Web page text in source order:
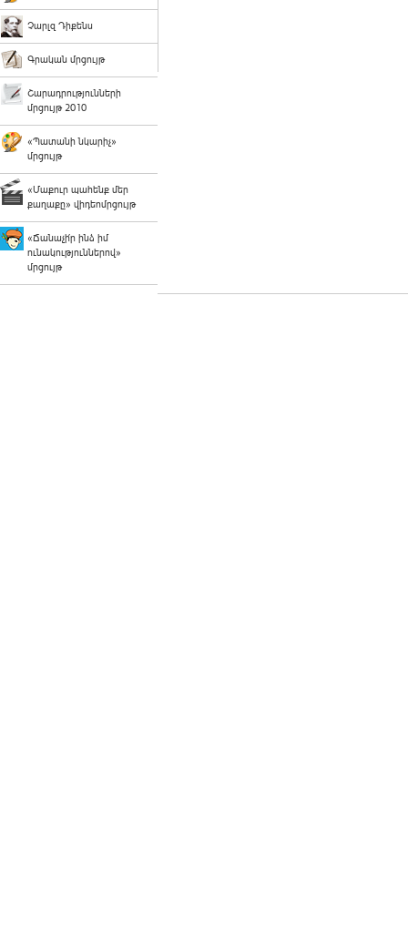
Չարլզ Դիքենս
Գրական մրցույթ
Շարադրությունների
մրցույթ 2010
«Պատանի նկարիչ»
մրցույթ
«Մաքուր պահենք մեր
քաղաքը» վիդեոմրցույթ
«Ճանաչի՛ր ինձ իմ
ունակություններով»
մրցույթ